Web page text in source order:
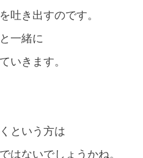
吐き出すのです。
一緒に
いきます。
という方は
はないでしょうかね。